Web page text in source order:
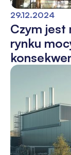
29.12.2024
Czym jest
rynku